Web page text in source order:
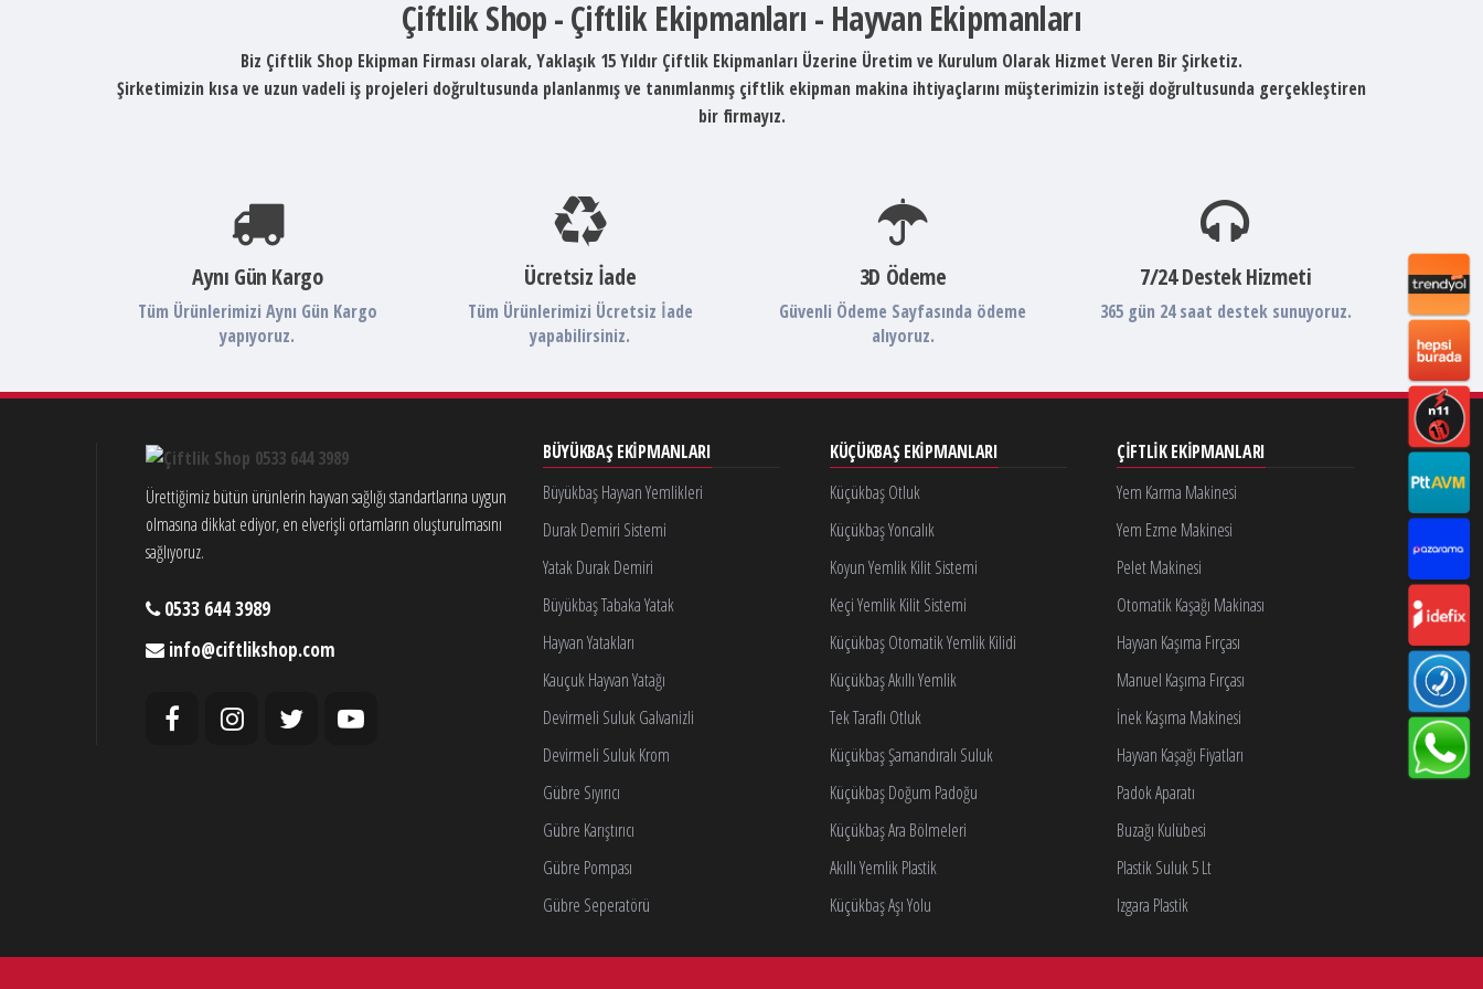
Çiftlik Shop - Çiftlik Ekipmanları - Hayvan Ekipmanları
Biz Çiftlik Shop Ekipman Firması olarak, Yaklaşık 15 Yıldır Çiftlik Ekipmanları Üzerine Üretim ve Kurulum Olarak Hizmet Veren Bir Şirketiz.
Şirketimizin kısa ve uzun vadeli iş projeleri doğrultusunda planlanmış ve tanımlanmış çiftlik ekipman makina ihtiyaçlarını müşterimizin isteği doğrultusunda gerçekleştiren
bir firmayız.
Aynı Gün Kargo
Tüm Ürünlerimizi Aynı Gün Kargo
yapıyoruz.
Ücretsiz İade
Tüm Ürünlerimizi Ücretsiz İade
yapabilirsiniz.
3D Ödeme
Güvenli Ödeme Sayfasında ödeme
alıyoruz.
7/24 Destek Hizmeti
365 gün 24 saat destek sunuyoruz.
Ürettiğimiz bütün ürünlerin hayvan sağlığı standartlarına uygun
olmasına dikkat ediyor, en elverişli ortamların oluşturulmasını
sağlıyoruz.
0533 644 3989
info@ciftlikshop.com
BÜYÜKBAŞ EKIPMANLARI
Büyükbaş Hayvan Yemlikleri
Durak Demiri Sistemi
Yatak Durak Demiri
Büyükbaş Tabaka Yatak
Hayvan Yatakları
Kauçuk Hayvan Yatağı
Devirmeli Suluk Galvanizli
Devirmeli Suluk Krom
Gübre Sıyırıcı
Gübre Karıştırıcı
Gübre Pompası
Gübre Seperatörü
KÜÇÜKBAŞ EKIPMANLARI
Küçükbaş Otluk
Küçükbaş Yoncalık
Koyun Yemlik Kilit Sistemi
Keçi Yemlik Kilit Sistemi
Küçükbaş Otomatik Yemlik Kilidi
Küçükbaş Akıllı Yemlik
Tek Taraflı Otluk
Küçükbaş Şamandıralı Suluk
Küçükbaş Doğum Padoğu
Küçükbaş Ara Bölmeleri
Akıllı Yemlik Plastik
Küçükbaş Aşı Yolu
ÇIFTLIK EKIPMANLARI
Yem Karma Makinesi
Yem Ezme Makinesi
Pelet Makinesi
Otomatik Kaşağı Makinası
Hayvan Kaşıma Fırçası
Manuel Kaşıma Fırçası
İnek Kaşıma Makinesi
Hayvan Kaşağı Fiyatları
Padok Aparatı
Buzağı Kulübesi
Plastik Suluk 5 Lt
Izgara Plastik